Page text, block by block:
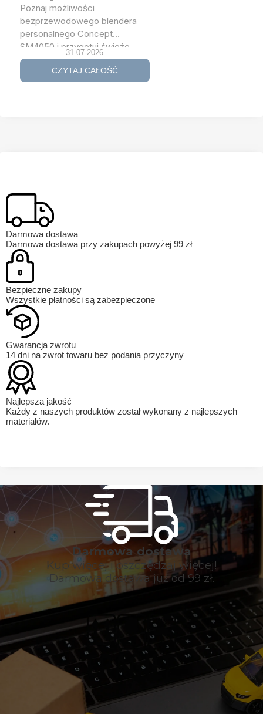
31-07-2026
Poznaj możliwości
bezprzewodowego blendera
personalnego Concept
SM4050 i przygotuj świeże
smoothie w domu, pracy, na
siłowni lub w podróży. Sprawdź
5 prostych przepisów na
CZYTAJ CAŁOŚĆ
Darmowa dostawa
Darmowa dostawa przy zakupach powyżej 99 zł
Bezpieczne zakupy
Wszystkie płatności są zabezpieczone
Gwarancja zwrotu
14 dni na zwrot towaru bez podania przyczyny
Najlepsza jakość
Każdy z naszych produktów został wykonany z najlepszych
materiałów.
Darmowa dostawa
Kup więcej i oszczędzaj więcej!
Darmowa dostawa już od 99 zł.